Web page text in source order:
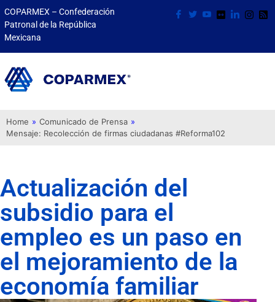
COPARMEX – Confederación
Patronal de la República
Mexicana
Home » Comunicado de Prensa »
Mensaje: Recolección de firmas ciudadanas #Reforma102
Actualización del
subsidio para el
empleo es un paso en
el mejoramiento de la
economía familiar